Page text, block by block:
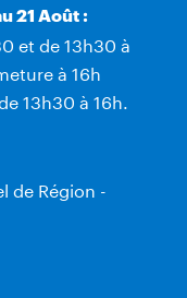
21 Août :
et de 13h30 à
à 16h
13h30 à 16h.
de Région -